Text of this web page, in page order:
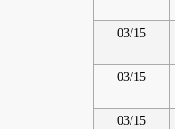
03/15
03/15
03/15